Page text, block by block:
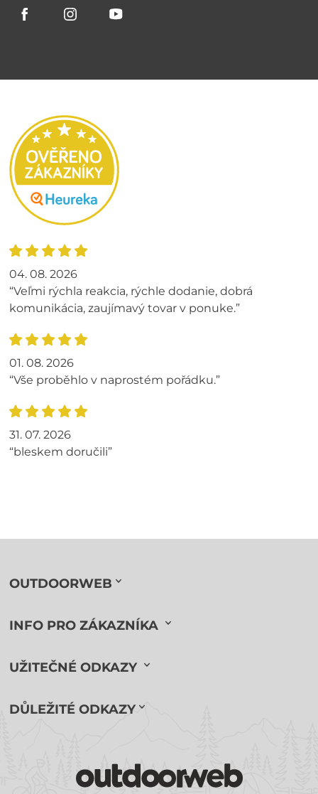
04. 08. 2026
“Veľmi rýchla reakcia, rýchle dodanie, dobrá
komunikácia, zaujímavý tovar v ponuke.”
01. 08. 2026
“Vše proběhlo v naprostém pořádku.”
31. 07. 2026
“bleskem doručili”
OUTDOORWEB
INFO PRO ZÁKAZNÍKA
UŽITEČNÉ ODKAZY
DŮLEŽITÉ ODKAZY